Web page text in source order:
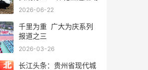
2026-06-22
千里为重 广大为庆系列
报道之三
2026-03-26
长江头条：贵州省现代城